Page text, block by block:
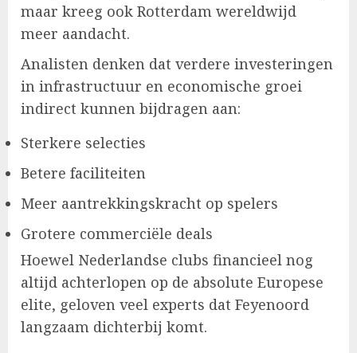
maar kreeg ook Rotterdam wereldwijd
meer aandacht.
Analisten denken dat verdere investeringen
in infrastructuur en economische groei
indirect kunnen bijdragen aan:
Sterkere selecties
Betere faciliteiten
Meer aantrekkingskracht op spelers
Grotere commerciële deals
Hoewel Nederlandse clubs financieel nog
altijd achterlopen op de absolute Europese
elite, geloven veel experts dat Feyenoord
langzaam dichterbij komt.